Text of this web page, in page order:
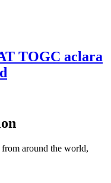
TOGC aclara
from around the world,